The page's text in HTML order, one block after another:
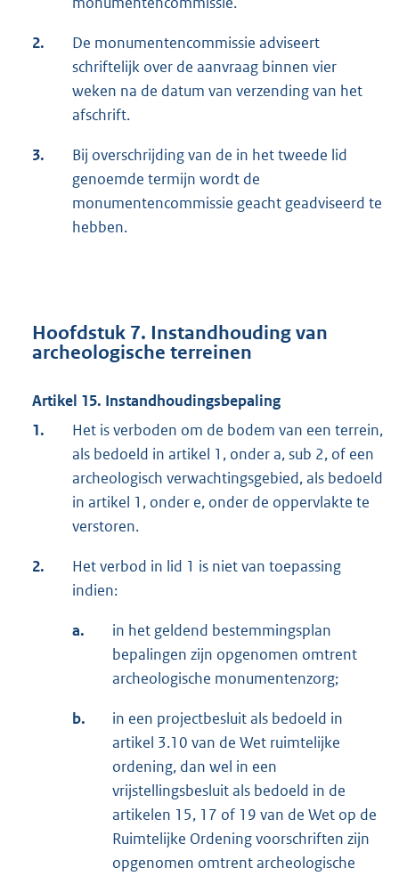
2.
De monumentencommissie adviseert
schriftelijk over de aanvraag binnen vier
weken na de datum van verzending van het
afschrift.
3.
Bij overschrijding van de in het tweede lid
genoemde termijn wordt de
monumentencommissie geacht geadviseerd te
hebben.
Hoofdstuk 7. Instandhouding van
archeologische terreinen
Artikel 15. Instandhoudingsbepaling
1.
Het is verboden om de bodem van een terrein,
als bedoeld in artikel 1, onder a, sub 2, of een
archeologisch verwachtingsgebied, als bedoeld
in artikel 1, onder e, onder de oppervlakte te
verstoren.
2.
Het verbod in lid 1 is niet van toepassing
indien:
a.
in het geldend bestemmingsplan
bepalingen zijn opgenomen omtrent
archeologische monumentenzorg;
b.
in een projectbesluit als bedoeld in
artikel 3.10 van de Wet ruimtelijke
ordening, dan wel in een
vrijstellingsbesluit als bedoeld in de
artikelen 15, 17 of 19 van de Wet op de
Ruimtelijke Ordening voorschriften zijn
opgenomen omtrent archeologische